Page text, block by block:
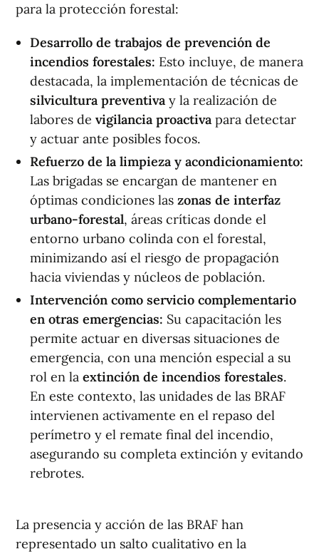
para la protección forestal:
Desarrollo de trabajos de prevención de
incendios forestales: Esto incluye, de manera
destacada, la implementación de técnicas de
silvicultura preventiva y la realización de
labores de vigilancia proactiva para detectar
y actuar ante posibles focos.
Refuerzo de la limpieza y acondicionamiento:
Las brigadas se encargan de mantener en
óptimas condiciones las zonas de interfaz
urbano-forestal, áreas críticas donde el
entorno urbano colinda con el forestal,
minimizando así el riesgo de propagación
hacia viviendas y núcleos de población.
Intervención como servicio complementario
en otras emergencias: Su capacitación les
permite actuar en diversas situaciones de
emergencia, con una mención especial a su
rol en la extinción de incendios forestales.
En este contexto, las unidades de las BRAF
intervienen activamente en el repaso del
perímetro y el remate final del incendio,
asegurando su completa extinción y evitando
rebrotes.
La presencia y acción de las BRAF han
representado un salto cualitativo en la